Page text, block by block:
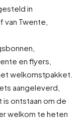
in
Twente,
en flyers,
welkomstpakket.
aangeleverd,
ontstaan om de
welkom te heten